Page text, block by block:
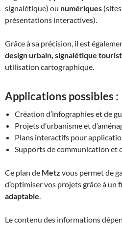
signalétique) ou numériques
présentations interactives).
Grâce à sa précision, il est
design urbain, signalétique
utilisation cartographique.
Applications possibles :
Création d’infographies et de
Projets d’urbanisme et
Plans interactifs pour
Supports de communication et
Ce plan de Metz vous permet de
d’optimiser vos projets grâce à un
adaptable.
Le contenu des informations